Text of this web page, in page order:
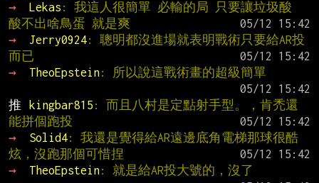
→
Lekas : 我這人很簡單 必輸的局 只要讓垃圾酸
酸不出啥鳥蛋 就是爽
→
Jerry0924: 聰明都沒進場就表明戰術只要給AR投
而已
→
TheoEpstein: 所以說這戰術畫的超級簡單
推
kingbar815 : 而且八村是定點射手型。，肯禿還
能拼個跑投
→
Solid4: 我還是覺得給AR遠邊底角電梯那球很酷
炫，沒跑那個可惜捏
→
TheoEpstein: 就是給AR投大號的，沒了